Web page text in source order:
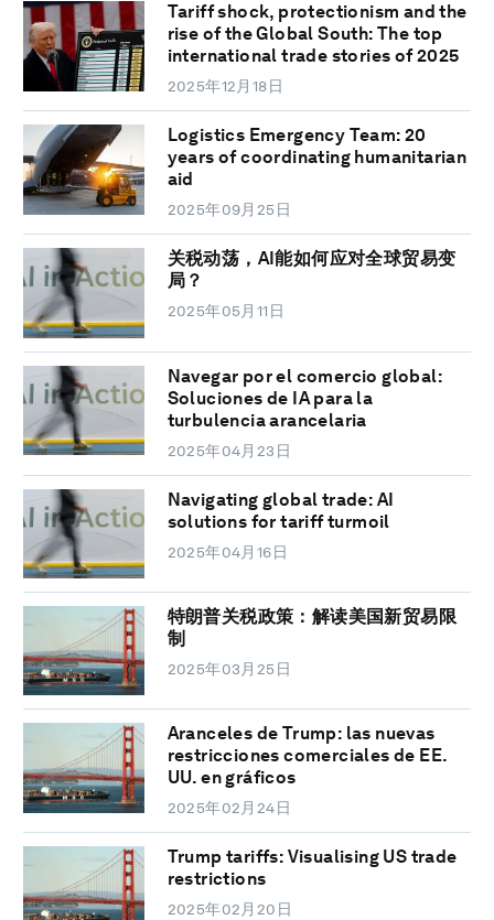
Tariff shock, protectionism and the
rise of the Global South: The top
international trade stories of 2025
2025年12月18日
Logistics Emergency Team: 20
years of coordinating humanitarian
aid
2025年09月25日
关税动荡，AI能如何应对全球贸易变
局？
2025年05月11日
Navegar por el comercio global:
Soluciones de IA para la
turbulencia arancelaria
2025年04月23日
Navigating global trade: AI
solutions for tariff turmoil
2025年04月16日
特朗普关税政策：解读美国新贸易限
制
2025年03月25日
Aranceles de Trump: las nuevas
restricciones comerciales de EE.
UU. en gráficos
2025年02月24日
Trump tariffs: Visualising US trade
restrictions
2025年02月20日